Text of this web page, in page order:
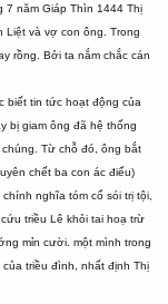
7 năm Giáp Thìn 1444 Thị
Liệt và vợ con ông. Trong
rồng. Bởi ta nắm chắc cán
biết tin tức hoạt động của
bị giam ông đã hệ thống
Từ chỗ đó, ông bắt
chết ba con ác điểu)
nghĩa tóm cổ sói trị tội,
triều Lê khỏi tai hoạ trừ
mỉn cười. một mình trong
triều đình, nhất định Thị